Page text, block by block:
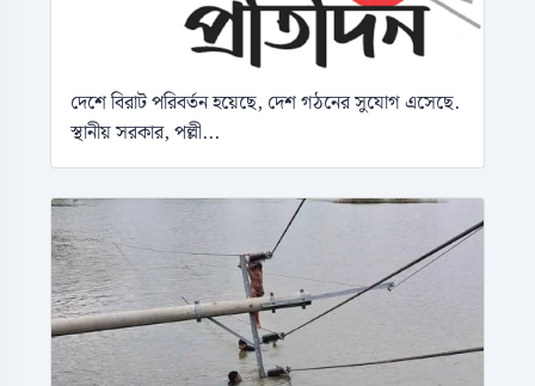
দেশে বিরাট পরিবর্তন হয়েছে, দেশ গঠনের সুযোগ এসেছে.
স্থানীয় সরকার, পল্লী...